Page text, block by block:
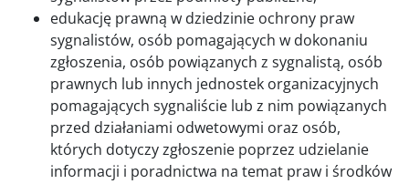
edukację prawną w dziedzinie ochrony praw
sygnalistów, osób pomagających w dokonaniu
zgłoszenia, osób powiązanych z sygnalistą, osób
prawnych lub innych jednostek organizacyjnych
pomagających sygnaliście lub z nim powiązanych
przed działaniami odwetowymi oraz osób,
których dotyczy zgłoszenie poprzez udzielanie
informacji i poradnictwa na temat praw i środków